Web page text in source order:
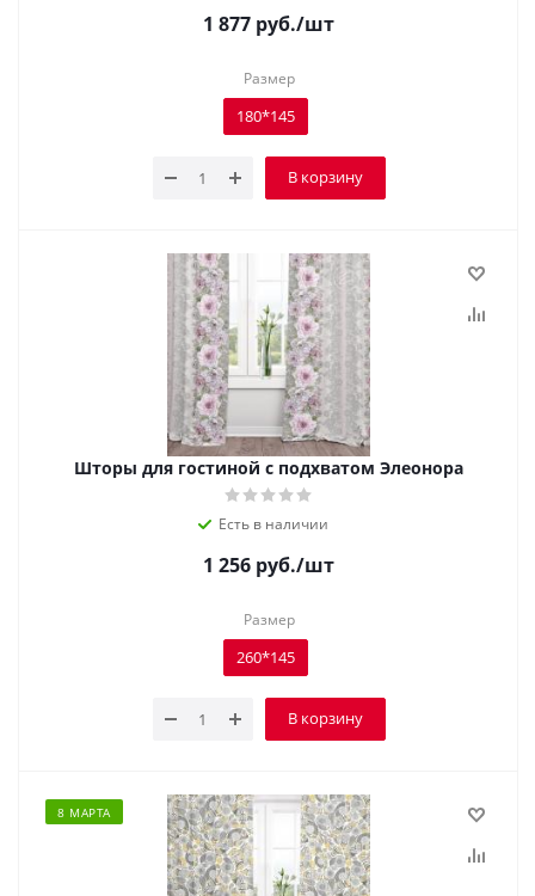
1 877 руб./шт
Размер
180*145
В корзину
Шторы для гостиной с подхватом Элеонора
Есть в наличии
1 256 руб./шт
Размер
260*145
В корзину
8 МАРТА